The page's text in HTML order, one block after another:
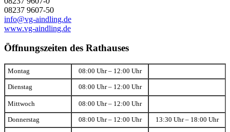
08237 9607-50
info@vg-aindling.de
www.vg-aindling.de
Öffnungszeiten des Rathauses
Montag 08:00 Uhr – 12:00 Uhr
Dienstag 08:00 Uhr – 12:00 Uhr
Mittwoch 08:00 Uhr – 12:00 Uhr
Donnerstag 08:00 Uhr – 12:00 Uhr 13:30 Uhr – 18:00 Uhr